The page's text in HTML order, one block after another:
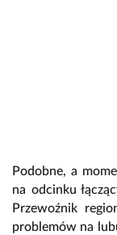
Podobne, a
na odcinku
Przewoźnik
problemów na